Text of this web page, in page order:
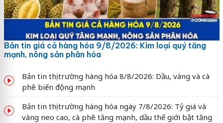
Bản tin giá cả hàng hóa 9/8/2026: Kim loại quý tăng
mạnh, nông sản phân hóa
Bản tin thị trường hàng hóa 8/8/2026: Dầu, vàng và cà
phê biến động mạnh
Bản tin thị trường hàng hóa ngày 7/8/2026: Tỷ giá và
vàng neo cao, cà phê tăng mạnh, dầu thế giới bật tăng